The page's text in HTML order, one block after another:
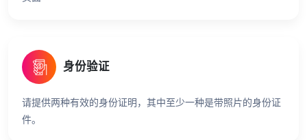
身份验证
请提供两种有效的身份证明，其中至少一种是带照片的身份证
件。